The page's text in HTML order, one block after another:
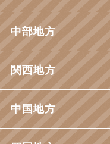
中部地方
関西地方
中国地方